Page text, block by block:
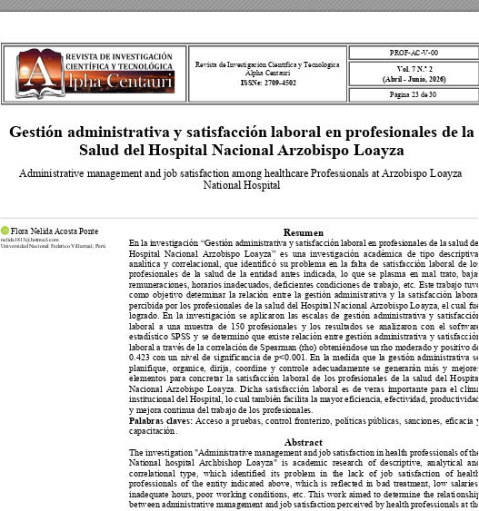
Revista de Investigación Científica y Tecnológica
Alpha Centauri
ISSNe: 2709-4502
PROF-AC-V-00
Vol. 7 N.º 2
(Abril - Junio, 2026)
Página 23 de 30
Gestión administrativa y satisfacción laboral en profesionales de la
Salud del Hospital Nacional Arzobispo Loayza
Administrative management and job satisfaction among healthcare Professionals at Arzobispo Loayza
National Hospital
Flora Nelida Acosta Ponte
nelida1813@hotmail.com
Universidad Nacional Federico Villarreal, Perú
Resumen
En la investigación “Gestión administrativa y satisfacción laboral en profesionales de la salud del
Hospital Nacional Arzobispo Loayza” es una investigación académica de tipo descriptiva,
analítica y correlacional, que identificó su problema en la falta de satisfacción laboral de los
profesionales de la salud de la entidad antes indicada, lo que se plasma en mal trato, bajas
remuneraciones, horarios inadecuados, deficientes condiciones de trabajo, etc. Este trabajo tuvo
como objetivo determinar la relación entre la gestión administrativa y la satisfacción laboral
percibida por los profesionales de la salud del Hospital Nacional Arzobispo Loayza, el cual fue
logrado. En la investigación se aplicaron las escalas de gestión administrativa y satisfacción
laboral a una muestra de 150 profesionales y los resultados se analizaron con el software
estadístico SPSS y se determinó que existe relación entre gestión administrativa y satisfacción
laboral a través de la correlación de Spearman (rho) obteniéndose un rho moderado y positivo de
0.423 con un nivel de significancia de p<0.001. En la medida que la gestión administrativa se
planifique, organice, dirija, coordine y controle adecuadamente se generarán más y mejores
elementos para concretar la satisfacción laboral de los profesionales de la salud del Hospital
Nacional Arzobispo Loayza. Dicha satisfacción laboral es de veras importante para el clima
institucional del Hospital, lo cual también facilita la mayor eficiencia, efectividad, productividad
y mejora continua del trabajo de los profesionales.
Palabras claves: Acceso a pruebas, control fronterizo, políticas públicas, sanciones, eficacia y
capacitación.
Abstract
The investigation "Administrative management and job satisfaction in health professionals of the
National hospital Archbishop Loayza" is academic research of descriptive, analytical and
correlational type, which identified its problem in the lack of job satisfaction of health
professionals of the entity indicated above, which is reflected in bad treatment, low salaries,
inadequate hours, poor working conditions, etc. This work aimed to determine the relationship
between administrative management and job satisfaction perceived by health professionals at the